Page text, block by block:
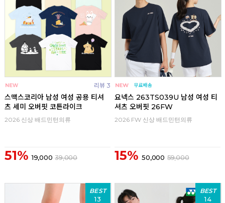
리뷰 3
스맥스코리아 남성 여성 공용 티셔
츠 세미 오버핏 코튼라이크
2026 신상 배드민턴의류
51% 19,000 39,000
요넥스 263TS039U 남성 여성 티
셔츠 오버핏 26FW
2026 FW 신상 배드민턴의류
15% 50,000 59,000
BEST
13
BEST
14